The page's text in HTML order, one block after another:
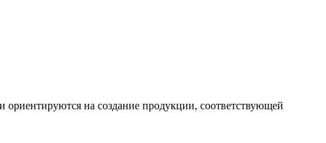
на создание продукции, соответствующей